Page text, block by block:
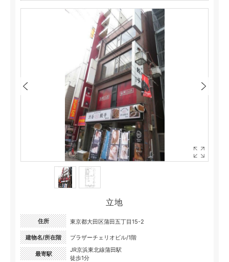
立地
住所 東京都大田区蒲田五丁目15-2
建物名/所在階 プラザーチェリオビル/1階
最寄駅
JR京浜東北線蒲田駅
徒歩1分